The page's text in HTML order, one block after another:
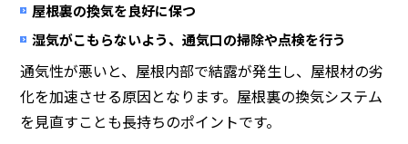
屋根裏の換気を良好に保つ
湿気がこもらないよう、通気口の掃除や点検を行う
通気性が悪いと、屋根内部で結露が発生し、屋根材の劣
化を加速させる原因となります。屋根裏の換気システム
を見直すことも長持ちのポイントです。